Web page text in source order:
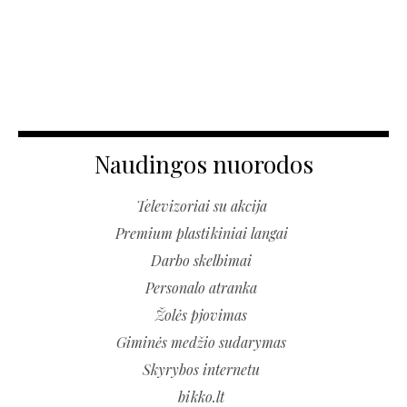
Naudingos nuorodos
Televizoriai su akcija
Premium plastikiniai langai
Darbo skelbimai
Personalo atranka
Žolės pjovimas
Giminės medžio sudarymas
Skyrybos internetu
bikko.lt